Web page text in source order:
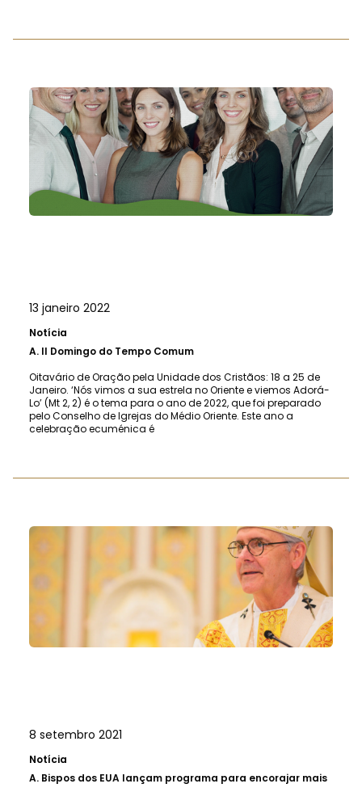
13 janeiro 2022
Notícia
A. II Domingo do Tempo Comum
Oitavário de Oração pela Unidade dos Cristãos: 18 a 25 de
Janeiro. ‘Nós vimos a sua estrela no Oriente e viemos Adorá-
Lo’ (Mt 2, 2) é o tema para o ano de 2022, que foi preparado
pelo Conselho de Igrejas do Médio Oriente. Este ano a
celebração ecuménica é
8 setembro 2021
Notícia
A. Bispos dos EUA lançam programa para encorajar mais